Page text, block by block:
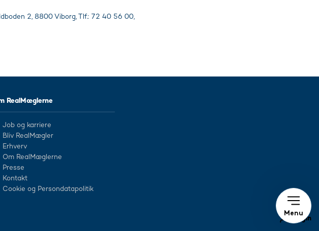
Login
Menu
2, 8800 Viborg, Tlf.: 72 40 56 00,
RealMæglerne
Job og karriere
Bliv RealMægler
Erhverv
Om RealMæglerne
Presse
Kontakt
Cookie og Persondatapolitik